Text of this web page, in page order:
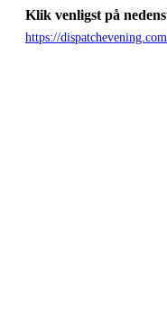
Klik venligst på
https://